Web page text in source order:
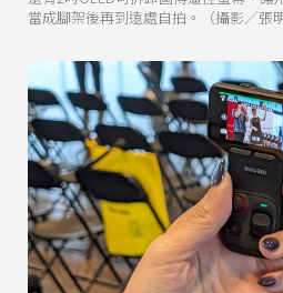
當成腳架後再到遠處自拍。（攝影／張明